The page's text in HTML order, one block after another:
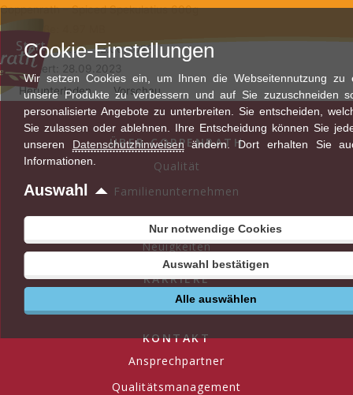
Zum
Inhalt
springen
Start
Coppenrath – Spiced Spekulatius 600g
Dateigröße: 4.97 MB
Erstellungsdatum: 22.06.2023
Aktualisiert: 28.09.2023
Herunterladen
Vorschau
ÜBER COPPENRATH
Qualität
Familienunternehmen
AKTUELLES
Neuigkeiten
KARRIERE
Stellenangebote
KONTAKT
Ansprechpartner
Qualitätsmanagement
Cookie-Einstellungen
Wir setzen Cookies ein, um Ihnen die Webseitennutzung zu
unsere Produkte zu verbessern und auf Sie zuzuschneiden
personalisierte Angebote zu unterbreiten. Sie entscheiden,
Sie zulassen oder ablehnen. Ihre Entscheidung können Sie
unseren Datenschutzhinweisenändern. Dort erhalten Sie
Informationen.
Auswahl
Nur notwendige Cookies
Auswahl bestätigen
Alle auswählen